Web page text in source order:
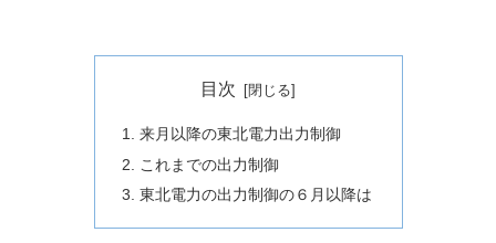
目次
来月以降の東北電力出力制御
これまでの出力制御
東北電力の出力制御の６月以降は